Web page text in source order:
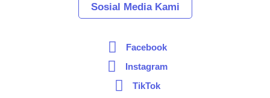
Sosial Media Kami
Facebook
Instagram
TikTok